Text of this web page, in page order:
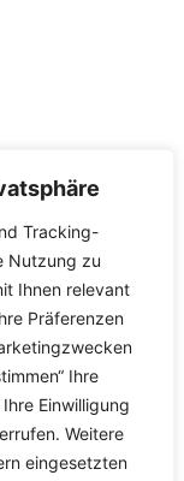
Tracking-
Nutzung zu
Ihnen relevant
Präferenzen
Ihre
Einwilligung
Weitere
eingesetzten